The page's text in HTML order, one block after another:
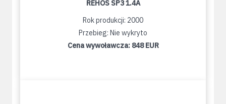
REHOS SP3 1.4A
Rok produkcji: 2000
Przebieg: Nie wykryto
Cena wywoławcza: 848 EUR